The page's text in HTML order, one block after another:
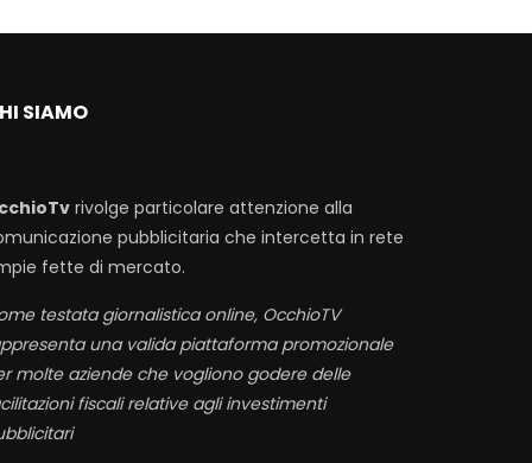
SIAMO
rivolge particolare attenzione alla
pubblicitaria che intercetta in rete
fette di mercato.
testata giornalistica online, OcchioTV
una valida piattaforma promozionale
molte aziende che vogliono godere delle
fiscali relative agli investimenti